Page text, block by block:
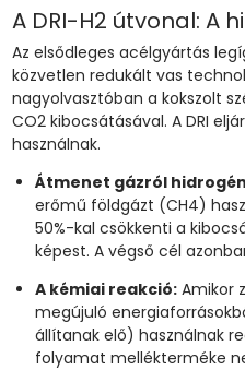
A DRI-H2 útvonal: A
Az elsődleges acélgyártás
közvetlen redukált vas
nagyolvasztóban a kokszolt
CO2 kibocsátásával. A DRI
használnak.
Átmenet gázról
erőmű földgázt (CH4)
50%-kal csökkenti a
képest. A végső cél
A kémiai reakció:Amikor
megújuló
állítanak elő) használnak
folyamat mellékterméke